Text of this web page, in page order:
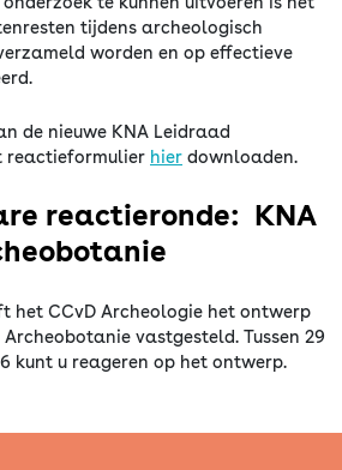
tijdens archeologisch
worden en op effectieve
de nieuwe KNA Leidraad
reactieformulier hier downloaden.
reactieronde: KNA
het CCvD Archeologie het ontwerp
vastgesteld. Tussen 29
kunt u reageren op het ontwerp.